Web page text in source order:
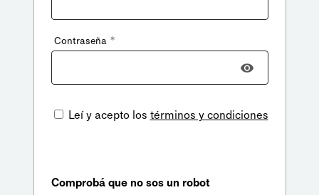
Contraseña *
Leí y acepto los términos y condiciones
Comprobá que no sos un robot